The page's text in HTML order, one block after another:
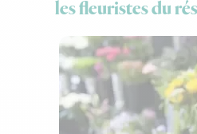
les fleuristes du